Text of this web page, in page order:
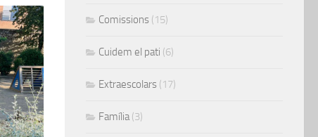
Comissions (15)
Cuidem el pati (6)
Extraescolars (17)
Família(3)